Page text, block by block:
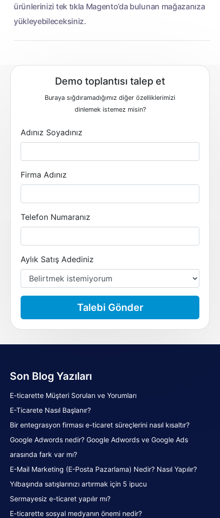
ürünlerinizi tek tıkla Magento’da bulunan mağazanıza
yükleyebileceksiniz.
Demo toplantısı talep et
Buraya sığdıramadığımız diğer özelliklerimizi
dinlemek istemez misin?
Adınız Soyadınız
Firma Adınız
Telefon Numaranız
Aylık Satış Adediniz
Talebi Gönder
Son Blog Yazıları
E-ticarette Müşteri Soruları ve Yorumları
E-Ticarete Nasıl Başlanır?
Bir entegrasyon firması e-ticaret süreçlerini nasıl kısaltır?
Google Adwords nedir? Google Adwords ve Google Ads
arasında fark var mı?
E-Mail Marketing (E-Posta Pazarlama) Nedir? Nasıl Yapılır?
Yılbaşında satışlarınızı artırmak için 5 ipucu
Sermayesiz e-ticaret yapılır mı?
E-ticarette sosyal medyanın önemi nedir?